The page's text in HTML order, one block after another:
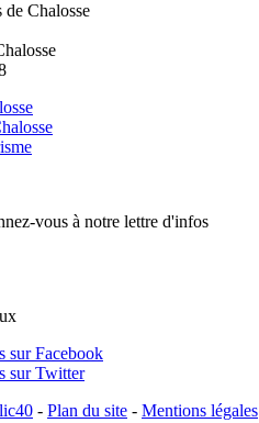
de Chalosse
vous à notre lettre d'infos
- Plan du site - Mentions légales